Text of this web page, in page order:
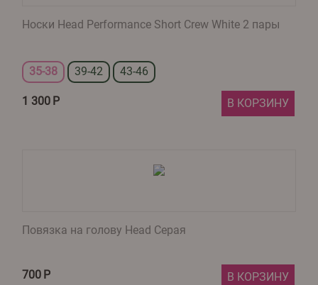
Носки Head Performance Short Crew White 2 пары
35-38 39-42 43-46
1 300 Р В КОРЗИНУ
Повязка на голову Head Серая
700 Р В КОРЗИНУ